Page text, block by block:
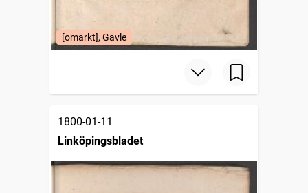
[omärkt], Gävle
1800-01-11
Linköpingsbladet